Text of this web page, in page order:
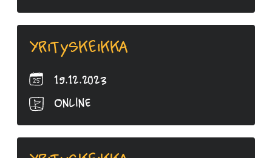
Yrityskeikka
19.12.2023
Online